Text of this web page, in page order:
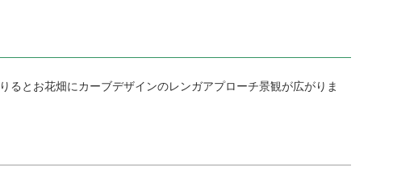
とお花畑にカーブデザインのレンガアプローチ景観が広がりま